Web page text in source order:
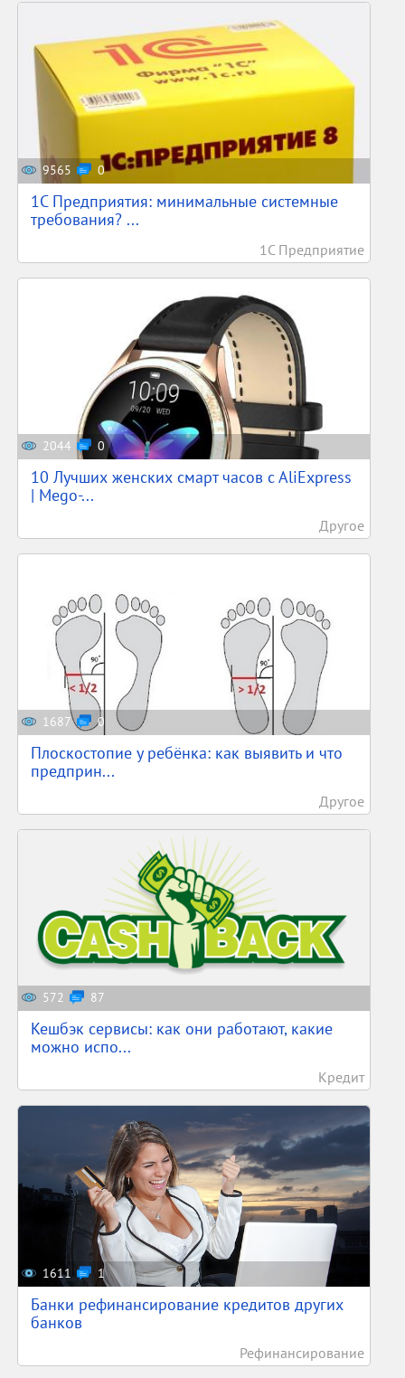
9565 0
1С Предприятия: минимальные системные
требования? ...
1С Предприятие
2044 0
10 Лучших женских смарт часов c AliExpress
| Mego-...
Другое
1687 0
Плоскостопие у ребёнка: как выявить и что
предприн...
Другое
572 87
Кешбэк сервисы: как они работают, какие
можно испо...
Кредит
1611 1
Банки рефинансирование кредитов других
банков
Рефинансирование